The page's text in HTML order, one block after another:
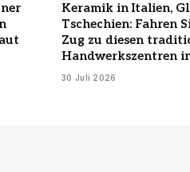
Keramik in Italien,
Tschechien: Fahren
Zug zu diesen
Handwerkszentren
30 Juli 2026